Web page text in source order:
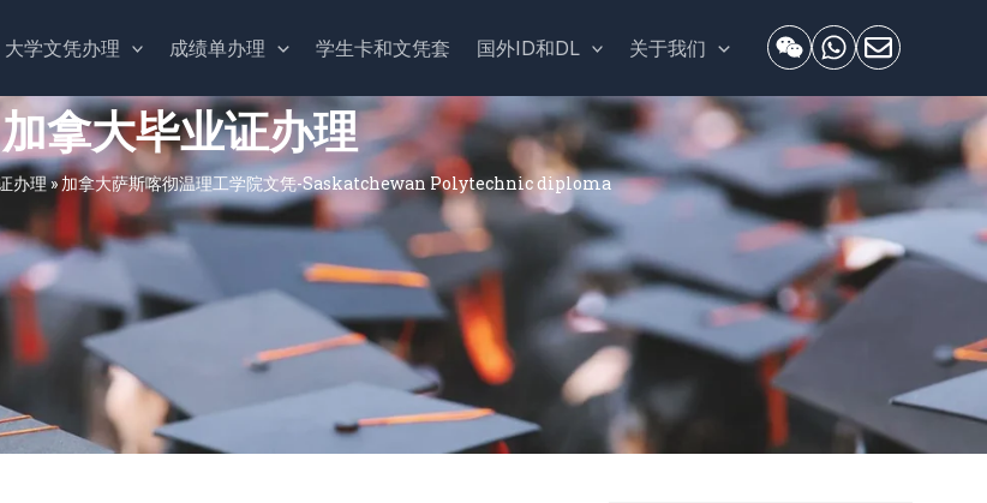
大学文凭办理 成绩单办理 学生卡和文凭套 国外ID和DL 关于我们
加拿大毕业证办理
办理»加拿大萨斯喀彻温理工学院‌文凭-Saskatchewan Polytechnic diploma